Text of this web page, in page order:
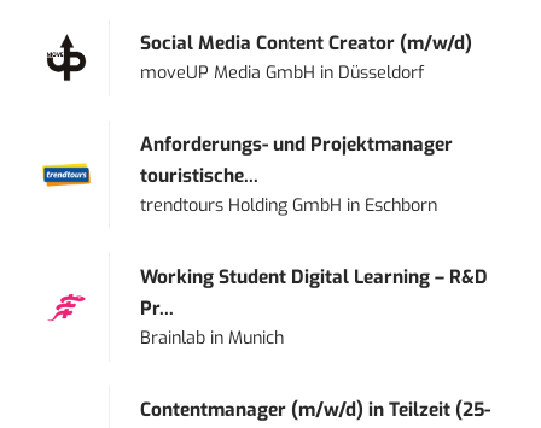
Social Media Content Creator (m/w/d)
moveUP Media GmbH in Düsseldorf
Anforderungs- und Projektmanager
touristische...
trendtours Holding GmbH in Eschborn
Working Student Digital Learning – R&D
Pr...
Brainlab inMunich
Contentmanager (m/w/d) in Teilzeit (25-